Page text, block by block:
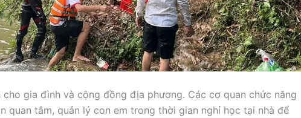
gia đình và cộng đồng địa phương. Các cơ quan chức năng
quan tâm, quản lý con em trong thời gian nghỉ học tại nhà để